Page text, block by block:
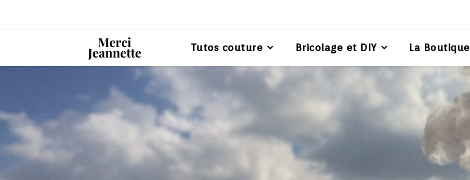
Tutos couture Bricolage et DIY La Boutique